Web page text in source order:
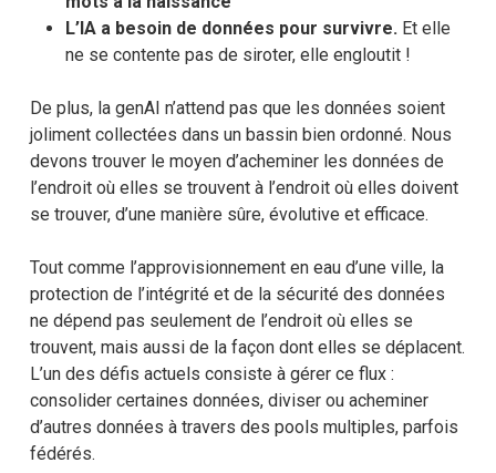
L’IA a besoin de données pour survivre. Et elle
ne se contente pas de siroter, elle engloutit !
De plus, la genAI n’attend pas que les données soient
joliment collectées dans un bassin bien ordonné. Nous
devons trouver le moyen d’acheminer les données de
l’endroit où elles se trouvent à l’endroit où elles doivent
se trouver, d’une manière sûre, évolutive et efficace.
Tout comme l’approvisionnement en eau d’une ville, la
protection de l’intégrité et de la sécurité des données
ne dépend pas seulement de l’endroit où elles se
trouvent, mais aussi de la façon dont elles se déplacent.
L’un des défis actuels consiste à gérer ce flux :
consolider certaines données, diviser ou acheminer
d’autres données à travers des pools multiples, parfois
fédérés.